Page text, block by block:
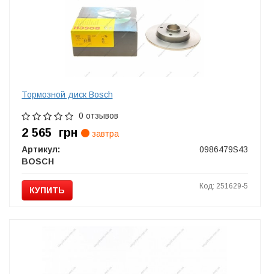
Тормозной диск Bosch
0 отзывов
2 565 грн
завтра
Артикул:
0986479S43
BOSCH
КУПИТЬ Код: 251629-5